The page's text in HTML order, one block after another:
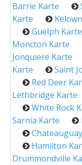
Barrie Karte
Karte
Guelph Karte
Moncton Karte
Jonquiere Karte
Karte
Saint
Red Deer
Lethbridge Karte
White Rock
Sarnia Karte
Hamilton
Drummondville